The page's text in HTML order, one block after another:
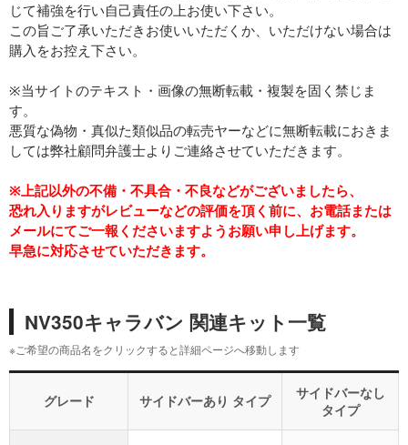
じて補強を行い自己責任の上お使い下さい。
この旨ご了承いただきお使いいただくか、いただけない場合は
購入をお控え下さい。
※当サイトのテキスト・画像の無断転載・複製を固く禁じま
す。
悪質な偽物・真似た類似品の転売ヤーなどに無断転載におきま
しては弊社顧問弁護士よりご連絡させていただきます。
※上記以外の不備・不具合・不良などがございましたら、
恐れ入りますがレビューなどの評価を頂く前に、お電話または
メールにてご一報くださいますようお願い申し上げます。
早急に対応させていただきます。
NV350キャラバン 関連キット一覧
※ご希望の商品名をクリックすると詳細ページへ移動します
グレード サイドバーあり タイプ
サイドバーなし
タイプ